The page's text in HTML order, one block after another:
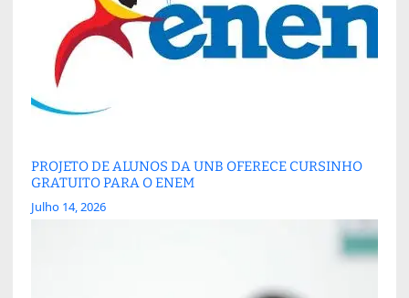
PROJETO DE ALUNOS DA UNB OFERECE CURSINHO
GRATUITO PARA O ENEM
Julho 14, 2026